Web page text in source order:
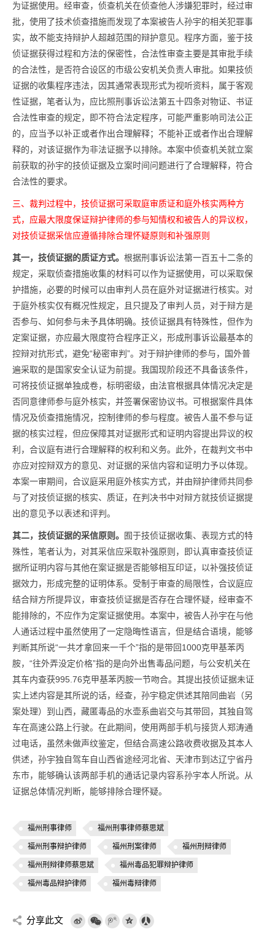
为证据使用。经审查，侦查机关在侦查他人涉嫌犯罪时，经过审
批，使用了技术侦查措施而发现了本案被告人孙宇的相关犯罪事
实，故不能支持辩护人超越范围的辩护意见。程序方面，鉴于技
侦证据获得过程和方法的保密性，合法性审查主要是其审批手续
的合法性，是否符合设区的市级公安机关负责人审批。如果技侦
证据的收集程序违法，因其通常表现形式为视听资料，属于客观
性证据，笔者认为，应比照刑事诉讼法第五十四条对物证、书证
合法性审查的规定，即不符合法定程序，可能严重影响司法公正
的，应当予以补正或者作出合理解释；不能补正或者作出合理解
释的，对该证据作为非法证据予以排除。本案中侦查机关就立案
前获取的孙宇的技侦证据及立案时间问题进行了合理解释，符合
合法性的要求。
三、裁判过程中，技侦证据可采取庭审质证和庭外核实两种方
式，应最大限度保证辩护律师的参与知情权和被告人的异议权，
对技侦证据采信应遵循排除合理怀疑原则和补强原则
其一，技侦证据的质证方式。 根据刑事诉讼法第一百五十二条的
规定，采取侦查措施收集的材料可以作为证据使用，可以采取保
护措施，必要的时候可以由审判人员在庭外对证据进行核实。对
于庭外核实仅有概况性规定，且只提及了审判人员，对于辩方是
否参与、如何参与未予具体明确。技侦证据具有特殊性，但作为
定案证据，亦应最大限度符合程序正义，形成刑事诉讼最基本的
控辩对抗形式，避免“秘密审判”。对于辩护律师的参与，国外普
遍采取的是国家安全认证为前提。我国现阶段还不具备该条件，
可将技侦证据单独成卷，标明密级，由法官根据具体情况决定是
否同意律师参与庭外核实，并签署保密协议书。可根据案件具体
情况及侦查措施情况，控制律师的参与程度。被告人虽不参与证
据的核实过程，但应保障其对证据形式和证明内容提出异议的权
利，合议庭有进行合理解释的权利和义务。此外，在裁判文书中
亦应对控辩双方的意见、对证据的采信内容和证明力予以体现。
本案一审期间，合议庭采用庭外核实方式，并由辩护律师共同参
与了对技侦证据的核实、质证，在判决书中对辩方就技侦证据提
出的意见予以表述和评判。
其二，技侦证据的采信原则。
囿于技侦证据收集、表现方式的特
殊性，笔者认为，对其采信应采取补强原则，即认真审查技侦证
据所证明内容与其他在案证据是否能够相互印证，以补强技侦证
据效力，形成完整的证明体系。受制于审查的局限性，合议庭应
结合辩方所提异议，审查技侦证据是否存在合理怀疑，经审查不
能排除的，不应作为定案证据使用。本案中，被告人孙宇在与他
人通话过程中虽然使用了一定隐晦性语言，但是结合语境，能够
判断其所说“一共才拿回来一千个”指的是带回1000克甲基苯丙
胺，“往外弄没定价格”指的是向外出售毒品问题，与公安机关在
其车内查获995.76克甲基苯丙胺一节吻合。其提出技侦证据未证
实上述内容是其所说的话，经查，孙宇稳定供述其陪同曲岩（另
案处理）到山西，藏匿毒品的水壶系曲岩交与其带回，其独自驾
车在高速公路上行驶。在此期间，使用两部手机与接货人郑涛通
过电话，虽然未做声纹鉴定，但结合高速公路收费收据及其本人
供述，孙宇独自驾车自山西省途经河北省、天津市到达辽宁省丹
东市，能够确认该两部手机的通话记录内容系孙宇本人所说。从
证据总体情况判断，能够排除合理怀疑。
福州刑事律师 福州刑事律师蔡思斌
福州刑事辩护律师 福州刑案律师 福州刑辩律师
福州刑辩律师蔡思斌 福州毒品犯罪辩护律师
福州毒品辩护律师 福州毒辩律师
分享此文